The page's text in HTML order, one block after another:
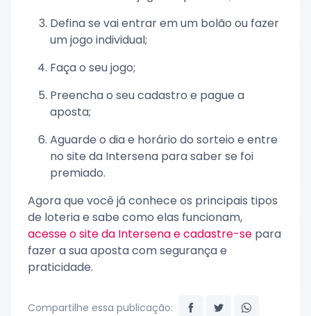
Defina se vai entrar em um bolão ou fazer
um jogo individual;
Faça o seu jogo;
Preencha o seu cadastro e pague a
aposta;
Aguarde o dia e horário do sorteio e entre
no site da Intersena para saber se foi
premiado.
Agora que você já conhece os principais tipos
de loteria e sabe como elas funcionam,
acesse o site da Intersena e cadastre-se para
fazer a sua aposta com segurança e
praticidade.
Compartilhe essa publicação: